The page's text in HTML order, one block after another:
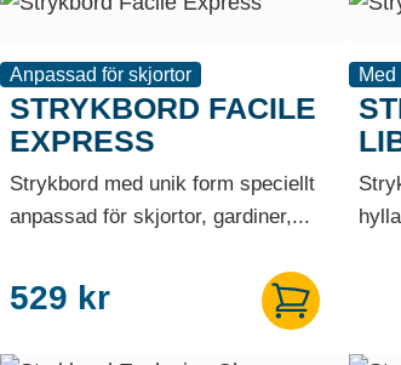
Anpassad för skjortor
STRYKBORD FACILE
EXPRESS
Strykbord med unik form speciellt
anpassad för skjortor, gardiner,...
529 kr